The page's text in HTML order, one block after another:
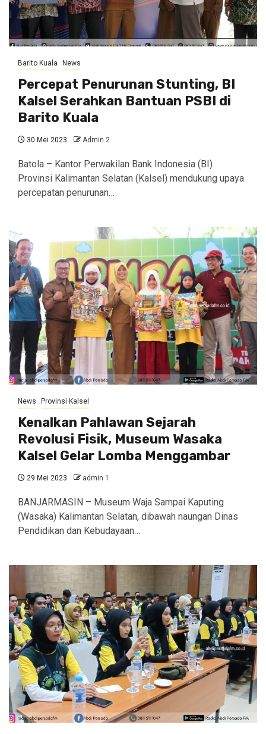
Barito Kuala News
Percepat Penurunan Stunting, BI
Kalsel Serahkan Bantuan PSBI di
Barito Kuala
30 Mei 2023 Admin 2
Batola – Kantor Perwakilan Bank Indonesia (BI)
Provinsi Kalimantan Selatan (Kalsel) mendukung upaya
percepatan penurunan…
News Provinsi Kalsel
Kenalkan Pahlawan Sejarah
Revolusi Fisik, Museum Wasaka
Kalsel Gelar Lomba Menggambar
29 Mei 2023 admin 1
BANJARMASIN – Museum Waja Sampai Kaputing
(Wasaka) Kalimantan Selatan, dibawah naungan Dinas
Pendidikan dan Kebudayaan…